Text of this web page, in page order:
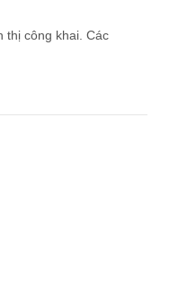
thị công khai. Các